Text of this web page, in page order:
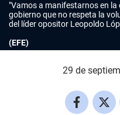
"Vamos a manifestarnos en
gobierno que no respeta la
del líder opositor Leopoldo
(EFE)
29 de